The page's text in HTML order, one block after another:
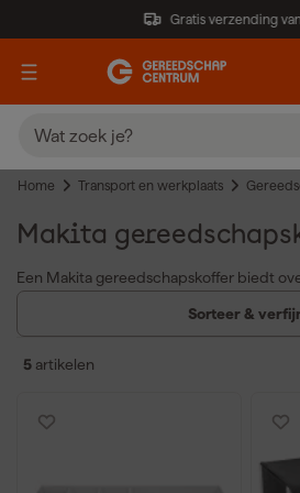
Gratis verzending
Home Transport en werkplaats
Makita
Een Makita gereedschapskoffer biedt
mobiliteit voor je gereedschap, zowel op
onderweg. Of je kiest voor een Makita
een praktische oplossing voor al je tools.
en transport.
Praktische indeling met vakken en
Sorteer &
5 artikelen